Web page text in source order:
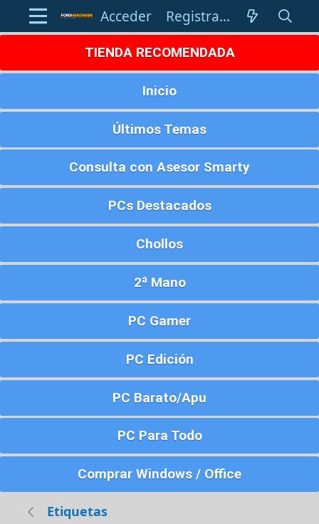
Acceder Registrarse
TIENDA RECOMENDADA
Inicio
Últimos Temas
Consulta con Asesor Smarty
PCs Destacados
Chollos
2ª Mano
PC Gamer
PC Edición
PC Barato/Apu
PC Para Todo
Comprar Windows / Office
Etiquetas